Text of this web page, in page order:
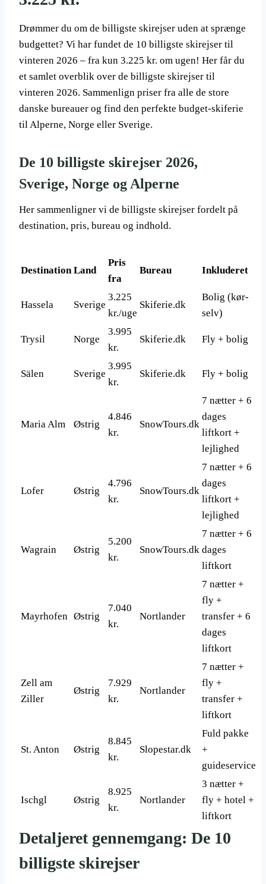
Drømmer du om de billigste skirejser uden at sprænge
budgettet? Vi har fundet de 10 billigste skirejser til
vinteren 2026 – fra kun 3.225 kr. om ugen! Her får du
et samlet overblik over de billigste skirejser til
vinteren 2026. Sammenlign priser fra alle de store
danske bureauer og find den perfekte budget-skiferie
til Alperne, Norge eller Sverige.
De 10 billigste skirejser 2026,
Sverige, Norge og Alperne
Her sammenligner vi de billigste skirejser fordelt på
destination, pris, bureau og indhold.
Destination Land
Pris
fra
Bureau Inkluderet
Hassela Sverige
3.225
kr./uge
Skiferie.dk
Bolig (kør-
selv)
Trysil Norge
3.995
kr.
Skiferie.dk Fly + bolig
Sälen Sverige
3.995
kr.
Skiferie.dk Fly + bolig
Maria Alm Østrig
4.846
kr.
SnowTours.dk
7 nætter + 6
dages
liftkort +
lejlighed
Lofer Østrig
4.796
kr.
SnowTours.dk
7 nætter + 6
dages
liftkort +
lejlighed
Wagrain Østrig
5.200
kr.
SnowTours.dk
7 nætter + 6
dages
liftkort
Mayrhofen Østrig
7.040
kr.
Nortlander
7 nætter +
fly +
transfer + 6
dages
liftkort
Zell am
Ziller
Østrig
7.929
kr.
Nortlander
7 nætter +
fly +
transfer +
liftkort
St. Anton Østrig
8.845
kr.
Slopestar.dk
Fuld pakke
+
guideservice
Ischgl Østrig
8.925
kr.
Nortlander
3 nætter +
fly + hotel +
liftkort
Detaljeret gennemgang: De 10
billigste skirejser